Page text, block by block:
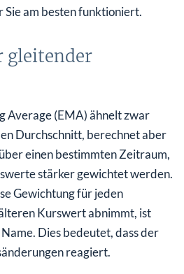
Sie am besten funktioniert.
gleitender
Average (EMA) ähnelt zwar
Durchschnitt, berechnet aber
einen bestimmten Zeitraum,
stärker gewichtet werden.
Gewichtung für jeden
Kurswert abnimmt, ist
Dies bedeutet, dass der
reagiert.